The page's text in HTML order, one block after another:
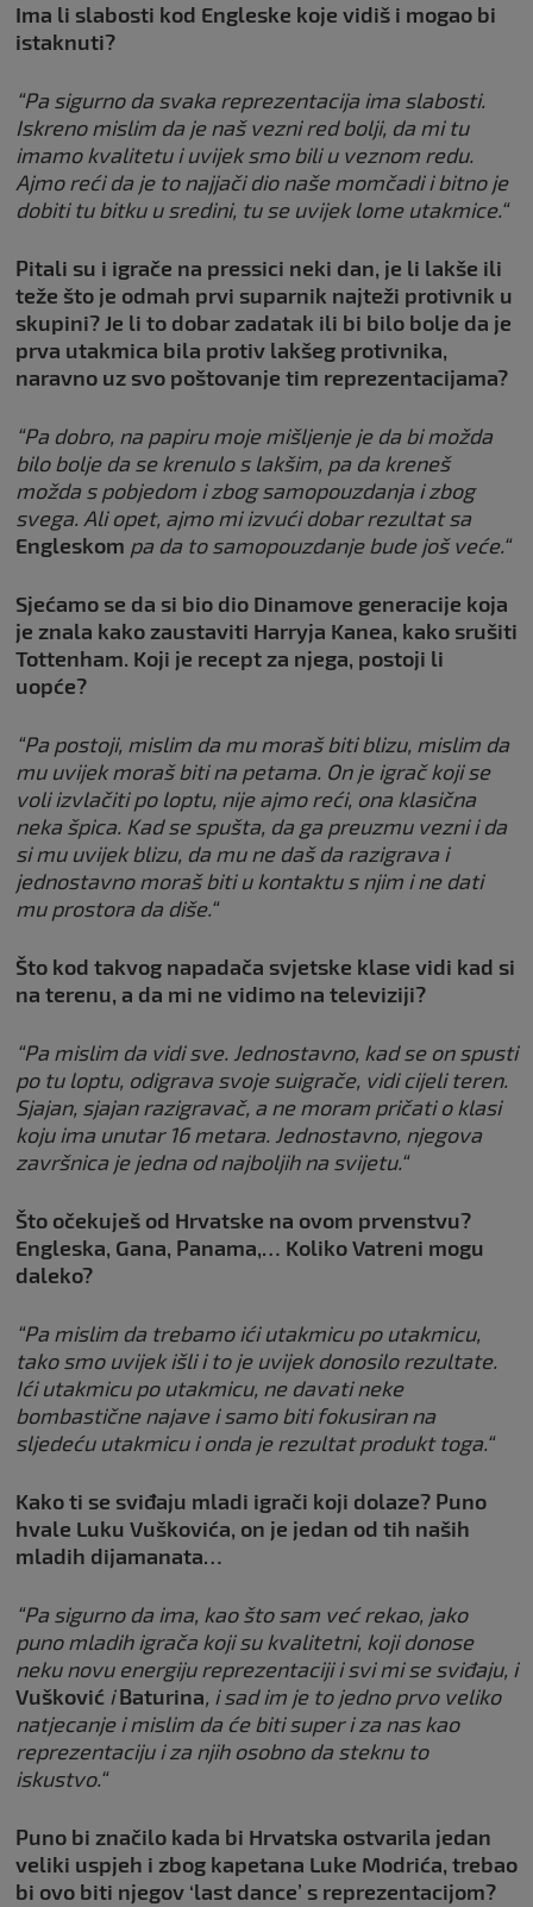
Ima li slabosti kod Engleske koje vidiš i mogao bi
istaknuti?
“Pa sigurno da svaka reprezentacija ima slabosti.
Iskreno mislim da je naš vezni red bolji, da mi tu
imamo kvalitetu i uvijek smo bili u veznom redu.
Ajmo reći da je to najjači dio naše momčadi i bitno je
dobiti tu bitku u sredini, tu se uvijek lome utakmice.“
Pitali su i igrače na pressici neki dan, je li lakše ili
teže što je odmah prvi suparnik najteži protivnik u
skupini? Je li to dobar zadatak ili bi bilo bolje da je
prva utakmica bila protiv lakšeg protivnika,
naravno uz svo poštovanje tim reprezentacijama?
“Pa dobro, na papiru moje mišljenje je da bi možda
bilo bolje da se krenulo s lakšim, pa da kreneš
možda s pobjedom i zbog samopouzdanja i zbog
svega. Ali opet, ajmo mi izvući dobar rezultat sa
Engleskom pa da to samopouzdanje bude još veće.“
Sjećamo se da si bio dio Dinamove generacije koja
je znala kako zaustaviti Harryja Kanea, kako srušiti
Tottenham. Koji je recept za njega, postoji li
uopće?
“Pa postoji, mislim da mu moraš biti blizu, mislim da
mu uvijek moraš biti na petama. On je igrač koji se
voli izvlačiti po loptu, nije ajmo reći, ona klasična
neka špica. Kad se spušta, da ga preuzmu vezni i da
si mu uvijek blizu, da mu ne daš da razigrava i
jednostavno moraš biti u kontaktu s njim i ne dati
mu prostora da diše.“
Što kod takvog napadača svjetske klase vidi kad si
na terenu, a da mi ne vidimo na televiziji?
“Pa mislim da vidi sve. Jednostavno, kad se on spusti
po tu loptu, odigrava svoje suigrače, vidi cijeli teren.
Sjajan, sjajan razigravač, a ne moram pričati o klasi
koju ima unutar 16 metara. Jednostavno, njegova
završnica je jedna od najboljih na svijetu.“
Što očekuješ od Hrvatske na ovom prvenstvu?
Engleska, Gana, Panama,… Koliko Vatreni mogu
daleko?
“Pa mislim da trebamo ići utakmicu po utakmicu,
tako smo uvijek išli i to je uvijek donosilo rezultate.
Ići utakmicu po utakmicu, ne davati neke
bombastične najave i samo biti fokusiran na
sljedeću utakmicu i onda je rezultat produkt toga.“
Kako ti se sviđaju mladi igrači koji dolaze? Puno
hvale Luku Vuškovića, on je jedan od tih naših
mladih dijamanata…
“Pa sigurno da ima, kao što sam već rekao, jako
puno mladih igrača koji su kvalitetni, koji donose
neku novu energiju reprezentaciji i svi mi se sviđaju, i
Vušković iBaturina, i sad im je to jedno prvo veliko
natjecanje i mislim da će biti super i za nas kao
reprezentaciju i za njih osobno da steknu to
iskustvo.“
Puno bi značilo kada bi Hrvatska ostvarila jedan
veliki uspjeh i zbog kapetana Luke Modrića, trebao
bi ovo biti njegov ‘last dance’ s reprezentacijom?